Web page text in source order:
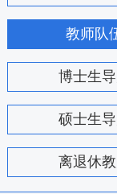
教师队
博士生
硕士生
离退休